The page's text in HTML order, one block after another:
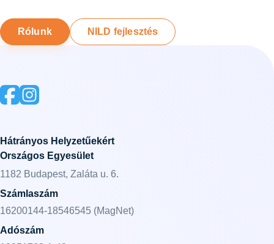
Rólunk NILD fejlesztés
Hátrányos Helyzetűekért
Országos Egyesület
1182 Budapest, Zaláta u. 6.
Számlaszám
16200144-18546545 (MagNet)
Adószám